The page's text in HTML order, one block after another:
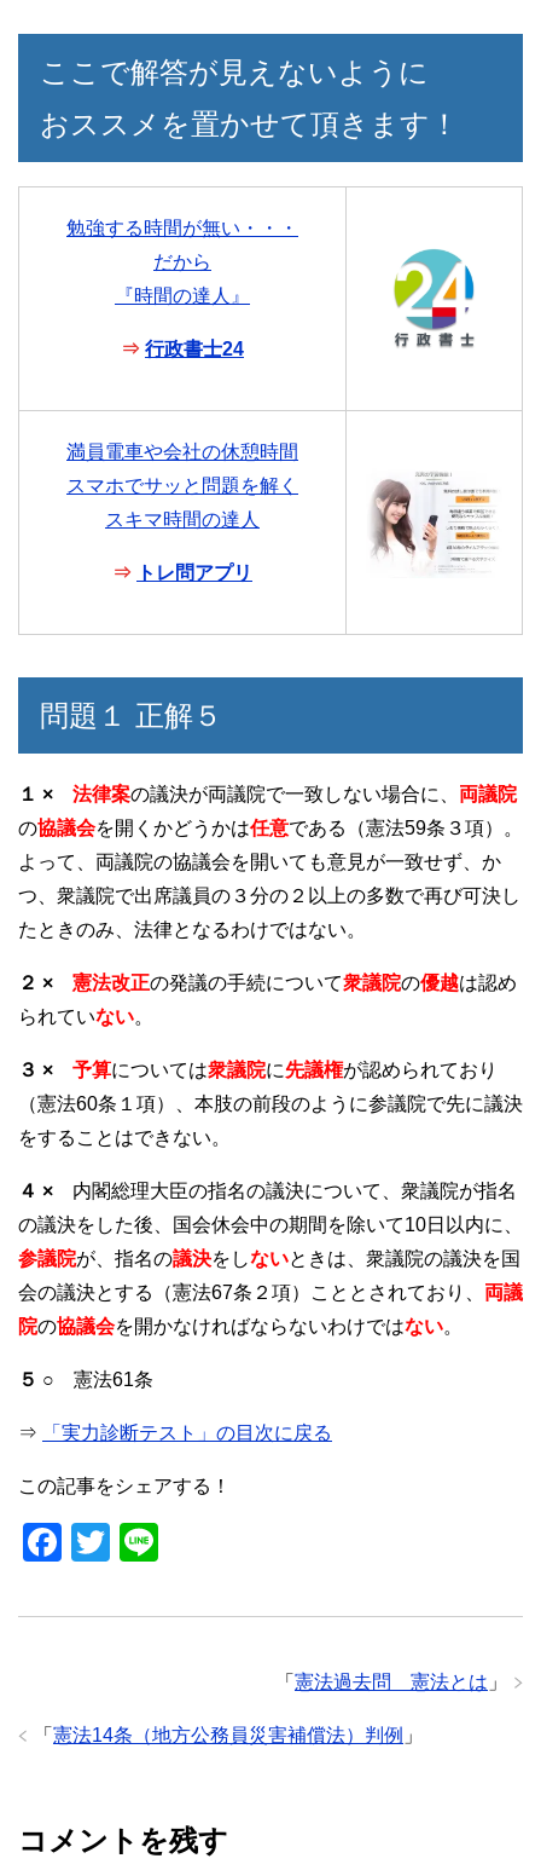
ここで解答が見えないように
おススメを置かせて頂きます！
勉強する時間が無い・・・
だから
『時間の達人』
⇒ 行政書士24
満員電車や会社の休憩時間
スマホでサッと問題を解く
スキマ時間の達人
⇒ トレ問アプリ
問題１ 正解５
１ × 法律案の議決が両議院で一致しない場合に、 両議院
の協議会を開くかどうかは任意である（憲法59条３項）。
よって、両議院の協議会を開いても意見が一致せず、か
つ、衆議院で出席議員の３分の２以上の多数で再び可決し
たときのみ、法律となるわけではない。
２ × 憲法改正の発議の手続について衆議院の優越は認め
られていない。
３ × 予算については衆議院に先議権が認められており
（憲法60条１項）、本肢の前段のように参議院で先に議決
をすることはできない。
４ × 内閣総理大臣の指名の議決について、衆議院が指名
の議決をした後、国会休会中の期間を除いて10日以内に、
参議院が、指名の議決をしないときは、衆議院の議決を国
会の議決とする（憲法67条２項）こととされており、 両議
院の協議会を開かなければならないわけではない。
５ ○ 憲法61条
⇒ 「実力診断テスト」の目次に戻る
この記事をシェアする！
F
c
o
T
tt
e
「 憲法過去問 憲法とは 」
「 憲法14条（地方公務員災害補償法）判例 」
コメントを残す